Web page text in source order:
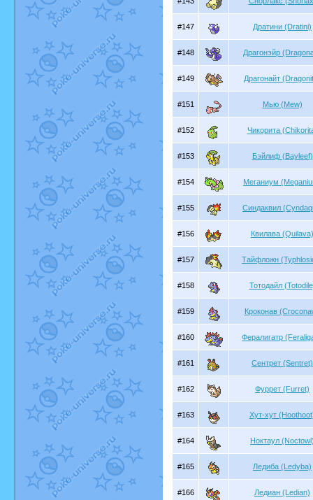
#147 Дратини (Dratini)
#148 Драгонэйр
#149 Драгонайт
#151 Мью (Mew)
#152 Чикорита
#153 Бэйлиф (Bayleef)
#154 Меганиум
#155 Синдаквил
#156 Квилава (Quilava)
#157 Тайфложн
#158 Тотодайл
#159 Кроконав
#160 Фералигатр
#161 Сентрет (Sentret)
#162 Фуррет (Furret)
#163 Хут-хут
#164 Ноктаул
#165 Ледиба (Ledyba)
#166 Ледиан (Ledian)